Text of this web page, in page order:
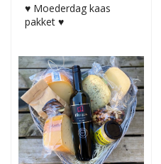
♥ Moederdag kaas
pakket ♥